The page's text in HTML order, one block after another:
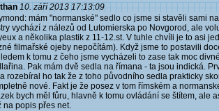
10. září 2013 17:13:09
mám "normanské" sedlo co jsme si stavěli sami
vychází z nálezů od Lutomierska po Novgorod, ale
a několika plastik z 11-12.st. V tuhle chvíli je to asi
filmařské ojeby nepočítám). Když jsme to postavili
k tomu z čeho jsme vycházeli to zase tak moc
Pak mám dvě sedla na římana - ta jsou indická.
rozebíral ho tak že z toho původního sedla prakticky
nové. Fakt je že posez v tom římském a
bych měl fůru, hlavně k tomu ovládání se štítem, ale
na popis přes net.